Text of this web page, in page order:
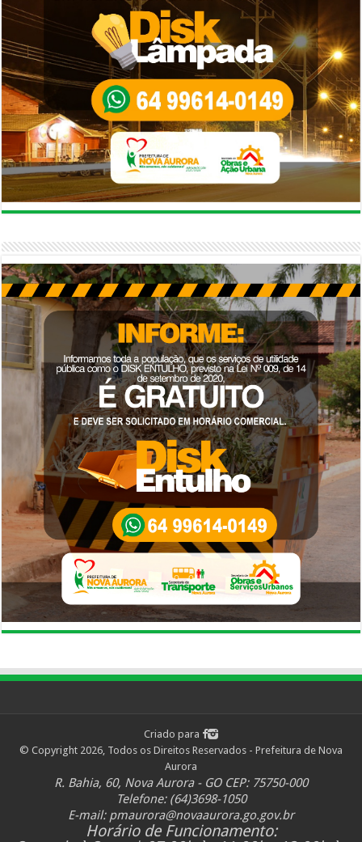
Criado para
© Copyright 2026, Todos os Direitos Reservados - Prefeitura de Nova
Aurora
R. Bahia, 60, Nova Aurora - GO CEP: 75750-000
Telefone: (64)3698-1050
E-mail: pmaurora@novaaurora.go.gov.br
Horário de Funcionamento: